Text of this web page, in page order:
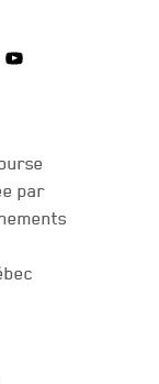
par